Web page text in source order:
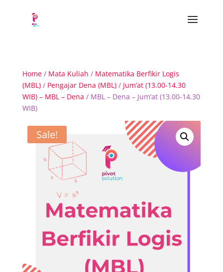
Home/ Mata Kuliah / Matematika Berfikir Logis
(MBL)/ Pengajar Dena (MBL)/ Jum’at (13.00-14.30
WIB) – MBL – Dena / MBL – Dena – Jum’at (13.00-14.30
WIB)
Sale!